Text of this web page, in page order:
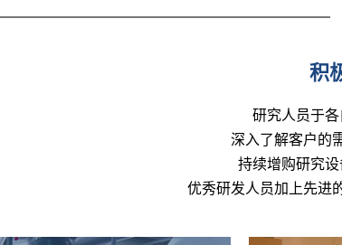
积
研究人员于各
深入了解客户的
持续增购研究设
优秀研发人员加上先进